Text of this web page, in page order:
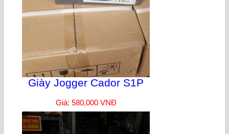
Giày Jogger Cador S1P
Giá: 580,000 VNĐ